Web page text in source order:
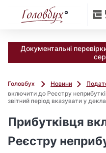
Документальні
Головбух Новини
включити до Реєстру
звітний період вказувати у
Прибутківця
Реєстру